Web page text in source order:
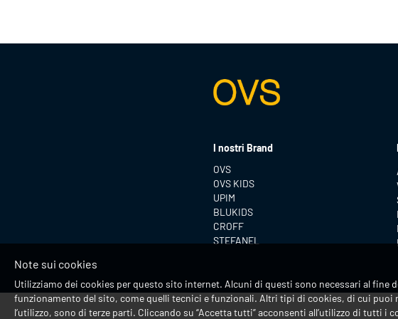
Note sui cookies
Utilizziamo dei cookies per questo sito internet. Alcuni di questi sono necessari al fine
funzionamento del sito, come quelli tecnici e funzionali. Altri tipi di cookies, di cui puoi
l’utilizzo, sono di terze parti. Cliccando su “Accetta tutti” acconsenti all’utilizzo di tutti i
I nostri Brand
OVS
OVS KIDS
UPIM
BLUKIDS
CROFF
STEFANEL